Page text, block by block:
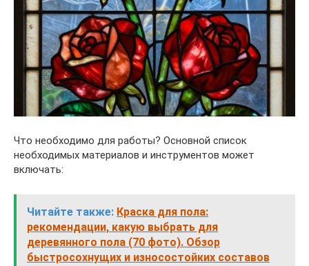
Что необходимо для работы? Основной список
необходимых материалов и инструментов может
включать:
Читайте также: Краска для пола:
рекомендации, какую выбрать для
деревянного пола (70 фото). Обзор
быстросохнущих и износостойких составов